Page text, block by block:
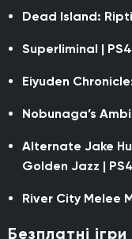
Dead Island:
Superliminal |
Eiyuden
Nobunaga’s
Alternate Jake
Golden Jazz | PS4
River City Melee
Безплатні